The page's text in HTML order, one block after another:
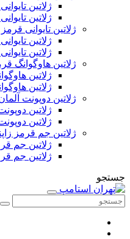
ژلاتین تایوانی
ژلاتین تایوانی
ژلاتین تایوانی قرمز
ژلاتین تایوانی
ژلاتین تایوانی
ژلاتین هاوگوانگ
ژلاتین هاوگوانگ
ژلاتین هاوگوانگ
ژلاتین دوپونت
ژلاتین دوپونت
ژلاتین دوپونت
ژلاتین جم قرمز
ژلاتین جم قرمز
ژلاتین جم قرمز
جستجو